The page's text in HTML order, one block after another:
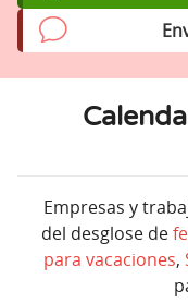
Empresas y
del desglose de
para vacaciones,